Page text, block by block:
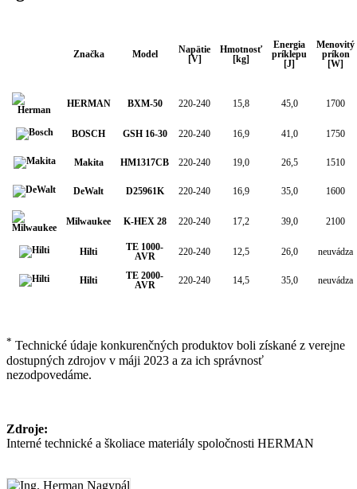
Značka Model
Napätie
[V]
Hmotnosť
[kg]
Energia
príklepu
[J]
Menovitý
príkon
[W]
HERMAN BXM-50 220-240 15,8 45,0 1700
BOSCH GSH 16-30 220-240 16,9 41,0 1750
Makita HM1317CB 220-240 19,0 26,5 1510
DeWalt D25961K 220-240 16,9 35,0 1600
Milwaukee K-HEX 28 220-240 17,2 39,0 2100
Hilti
TE 1000-
AVR
220-240 12,5 26,0 neuvádza
Hilti
TE 2000-
AVR
220-240 14,5 35,0 neuvádza
* Technické údaje konkurenčných produktov boli získané z verejne
dostupných zdrojov v máji 2023 a za ich správnosť
nezodpovedáme.
Zdroje:
Interné technické a školiace materiály spoločnosti HERMAN